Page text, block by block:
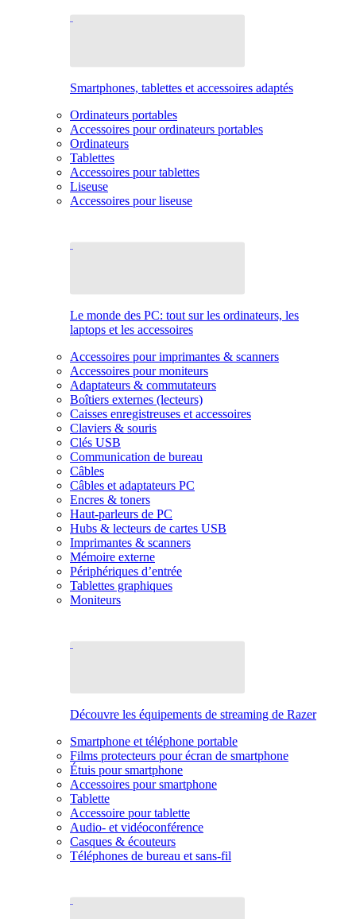
Smartphones, tablettes et accessoires adaptés
Ordinateurs portables
Accessoires pour ordinateurs portables
Ordinateurs
Tablettes
Accessoires pour tablettes
Liseuse
Accessoires pour liseuse
Le monde des PC: tout sur les ordinateurs, les
laptops et les accessoires
Accessoires pour imprimantes & scanners
Accessoires pour moniteurs
Adaptateurs & commutateurs
Boîtiers externes (lecteurs)
Caisses enregistreuses et accessoires
Claviers & souris
Clés USB
Communication de bureau
Câbles
Câbles et adaptateurs PC
Encres & toners
Haut-parleurs de PC
Hubs & lecteurs de cartes USB
Imprimantes & scanners
Mémoire externe
Périphériques d’entrée
Tablettes graphiques
Moniteurs
Découvre les équipements de streaming de Razer
Smartphone et téléphone portable
Films protecteurs pour écran de smartphone
Étuis pour smartphone
Accessoires pour smartphone
Tablette
Accessoire pour tablette
Audio- et vidéoconférence
Casques & écouteurs
Téléphones de bureau et sans-fil